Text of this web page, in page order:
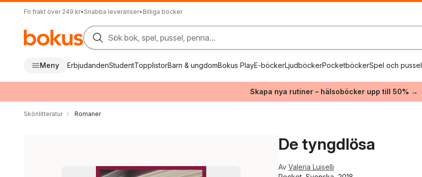
Fri frakt över 249 kr• Snabba leveranser• Billiga böcker
Sök bok, spel, pussel, penna...
Meny ErbjudandenStudentTopplistorBarn & ungdomBokus PlayE-böckerLjudböckerPocketböckerSpel och pussel
Skapa nya rutiner – hälsoböcker upp till 50% →
Skönlitteratur Romaner
De tyngdlösa
Av Valeria Luiselli